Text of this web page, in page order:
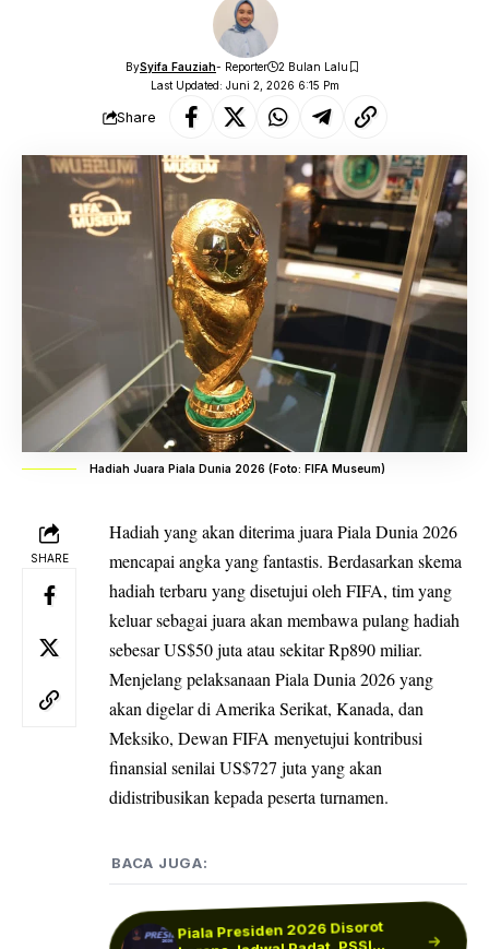
Last Updated: Juni 2, 2026 6:15 Pm
BySyifa Fauziah- Reporter 2 Bulan Lalu
Share
Hadiah Juara Piala Dunia 2026 (Foto: FIFA Museum)
SHARE
Hadiah yang akan diterima juara Piala Dunia 2026
mencapai angka yang fantastis. Berdasarkan skema
hadiah terbaru yang disetujui oleh FIFA, tim yang
keluar sebagai juara akan membawa pulang hadiah
sebesar US$50 juta atau sekitar Rp890 miliar.
Menjelang pelaksanaan Piala Dunia 2026 yang
akan digelar di Amerika Serikat, Kanada, dan
Meksiko, Dewan FIFA menyetujui kontribusi
finansial senilai US$727 juta yang akan
didistribusikan kepada peserta turnamen.
BACA JUGA:
Piala Presiden 2026 Disorot
Masih Banyak Siswa Keracunan,